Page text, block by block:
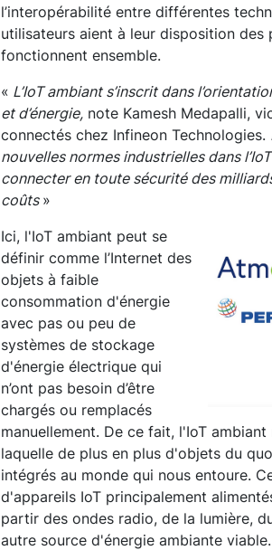
l’interopérabilité entre différentes
utilisateurs aient à leur disposition
fonctionnent ensemble.
« L’IoT ambiant s’inscrit dans
et d’énergie, note Kamesh Medapalli,
connectés chez Infineon Technologies.
nouvelles normes industrielles dans
connecter en toute sécurité des
coûts »
Ici, l'IoT ambiant peut se
définir comme l’Internet des
objets à faible
consommation d'énergie
avec pas ou peu de
systèmes de stockage
d'énergie électrique qui
n’ont pas besoin d’être
chargés ou remplacés
manuellement. De ce fait, l'IoT
laquelle de plus en plus d'objets du
intégrés au monde qui nous entoure.
d'appareils IoT principalement
partir des ondes radio, de la lumière,
autre source d'énergie ambiante viable.